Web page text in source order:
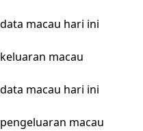
data macau hari ini
keluaran macau
data macau hari ini
pengeluaran macau